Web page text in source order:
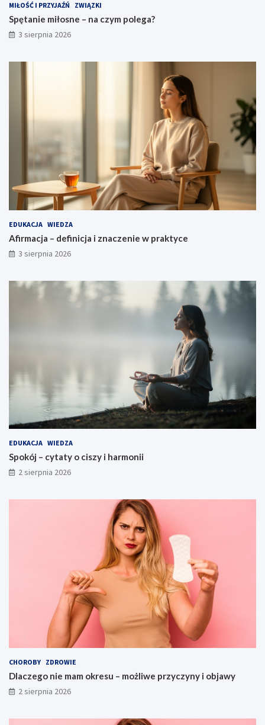
MIŁOŚĆ I PRZYJAŹŃ ZWIĄZKI
Spętanie miłosne – na czym polega?
3 sierpnia 2026
EDUKACJA WIEDZA
Afirmacja – definicja i znaczenie w praktyce
3 sierpnia 2026
EDUKACJA WIEDZA
Spokój – cytaty o ciszy i harmonii
2 sierpnia 2026
CHOROBY ZDROWIE
Dlaczego nie mam okresu – możliwe przyczyny i objawy
2 sierpnia 2026